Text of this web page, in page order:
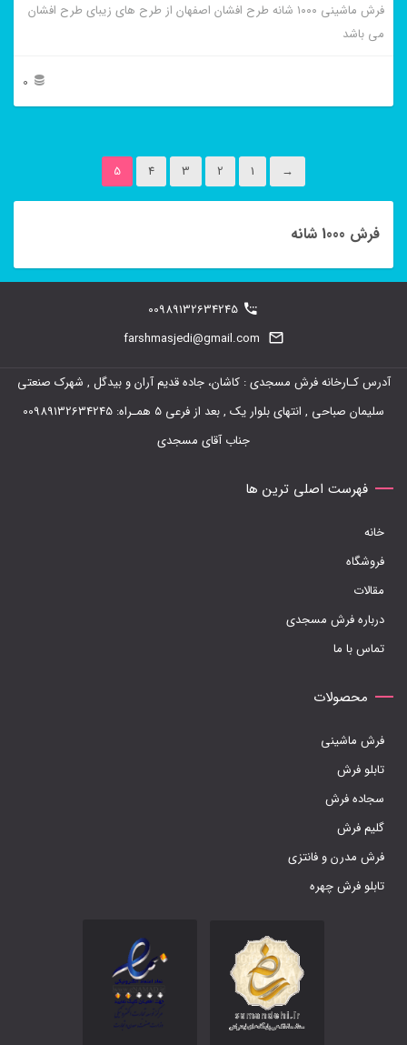
شوند
فرش ماشینی ۱۰۰۰ شانه طرح افشان اصفهان از طرح های زیبای طرح افشان
می باشد
0
انواع
مختلفی
می
ممکن
است
محصول
انتخاب
شوند
→
1
2
3
4
5
فرش 1000 شانه
00989132634245
farshmasjedi@gmail.com
آدرس کـارخانه فرش مسجدی : کاشان، جاده قدیم آران و بیدگل , شهرک صنعتی
سلیمان صباحی , انتهای بلوار یک , بعد از فرعی 5 همـراه: 00989132634245
جناب آقای مسجدی
فهرست اصلی ترین ها
خانه
فروشگاه
مقالات
درباره فرش مسجدی
تماس با ما
محصولات
فرش ماشینی
تابلو فرش
سجاده فرش
گلیم فرش
فرش مدرن و فانتزی
تابلو فرش چهره